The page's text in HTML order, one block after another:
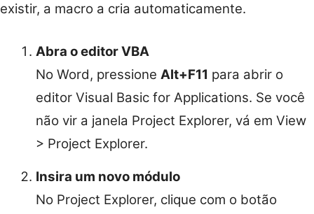
existir, a macro a cria automaticamente.
Abra o editor VBA
No Word, pressione Alt+F11 para abrir o
editor Visual Basic for Applications. Se você
não vir a janela Project Explorer, vá em View
> Project Explorer.
Insira um novo módulo
No Project Explorer, clique com o botão